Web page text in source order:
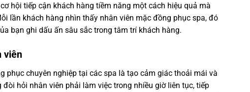
hội tiếp cận khách hàng tiềm năng một cách hiệu quả mà
lần khách hàng nhìn thấy nhân viên mặc đồng phục spa, đó
bạn ghi dấu ấn sâu sắc trong tâm trí khách hàng.
viên
phục chuyên nghiệp tại các spa là tạo cảm giác thoải mái và
hỏi nhân viên phải làm việc trong nhiều giờ liên tục, tiếp